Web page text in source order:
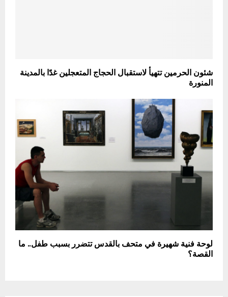
شئون الحرمين تتهيأ لاستقبال الحجاج المتعجلين غدًا بالمدينة
المنورة
لوحة فنية شهيرة في متحف بالقدس تتضرر بسبب طفل.. ما
القصة؟